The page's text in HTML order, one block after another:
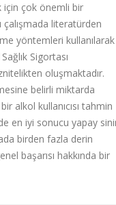
için çok önemli bir
literatürden
yöntemleri kullanılarak
Sigortası
oluşmaktadır.
belirli miktarda
alkol kullanıcısı tahmin
en iyi sonucu yapay
birden fazla derin
başarısı hakkında bir